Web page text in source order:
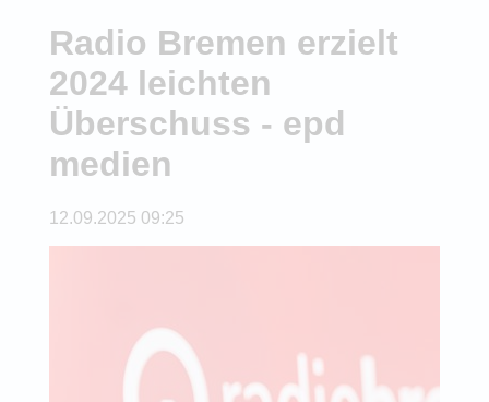
Radio Bremen erzielt
2024 leichten
Überschuss - epd
medien
12.09.2025 09:25